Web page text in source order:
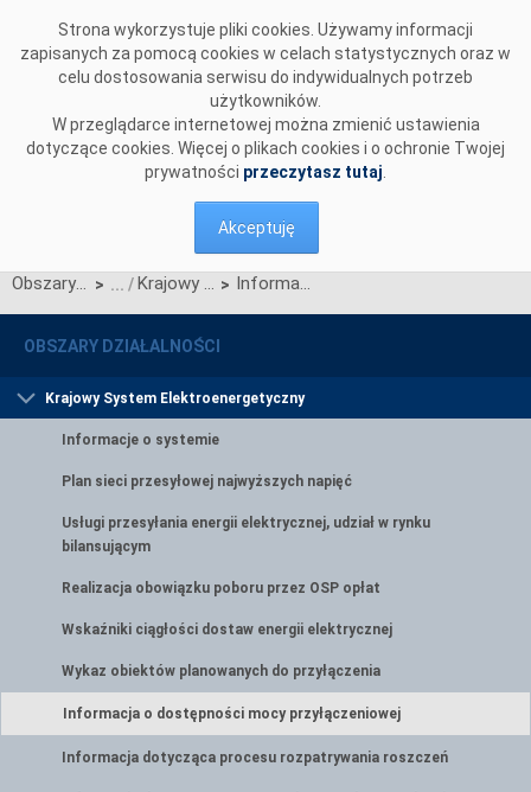
Strona wykorzystuje pliki cookies. Używamy informacji
zapisanych za pomocą cookies w celach statystycznych oraz w
celu dostosowania serwisu do indywidualnych potrzeb
użytkowników.
W przeglądarce internetowej można zmienić ustawienia
dotyczące cookies. Więcej o plikach cookies i o ochronie Twojej
prywatności przeczytasz tutaj
Akceptuję
Obszary działalności > Krajowy System Elektroenergetyczny > Informacja o dostępności mocy przyłączeniowej
OBSZARY DZIAŁALNOŚCI
Krajowy System Elektroenergetyczny
Informacje o systemie
Plan sieci przesyłowej najwyższych napięć
Usługi przesyłania energii elektrycznej, udział w rynku
bilansującym
Realizacja obowiązku poboru przez OSP opłat
Wskaźniki ciągłości dostaw energii elektrycznej
Wykaz obiektów planowanych do przyłączenia
Informacja o dostępności mocy przyłączeniowej
Informacja dotycząca procesu rozpatrywania roszczeń